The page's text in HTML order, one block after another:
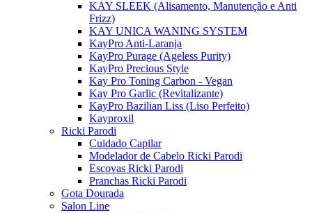
KAY SLEEK (Alisamento, Manutenção e Anti
Frizz)
KAY UNICA WANING SYSTEM
KayPro Anti-Laranja
KayPro Purage (Ageless Purity)
KayPro Precious Style
Kay Pro Toning Carbon - Vegan
Kay Pro Garlic (Revitalizante)
KayPro Bazilian Liss (Liso Perfeito)
Kayproxil
Ricki Parodi
Cuidado Capilar
Modelador de Cabelo Ricki Parodi
Escovas Ricki Parodi
Pranchas Ricki Parodi
Gota Dourada
Salon Line